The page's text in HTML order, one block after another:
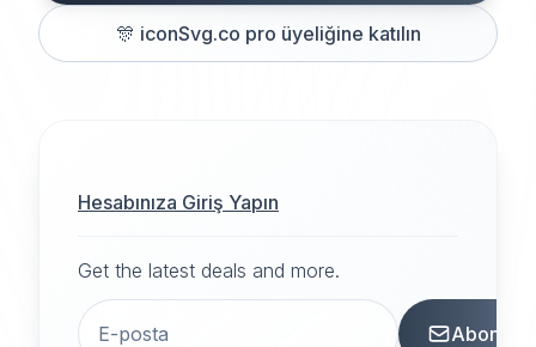
🎊 iconSvg.co pro üyeliğine katılın
Hesabınıza Giriş Yapın
Get the latest deals and more.
Abone